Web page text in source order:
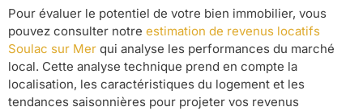
Pour évaluer le potentiel de votre bien immobilier, vous
pouvez consulter notre estimation de revenus locatifs
Soulac sur Mer qui analyse les performances du marché
local. Cette analyse technique prend en compte la
localisation, les caractéristiques du logement et les
tendances saisonnières pour projeter vos revenus